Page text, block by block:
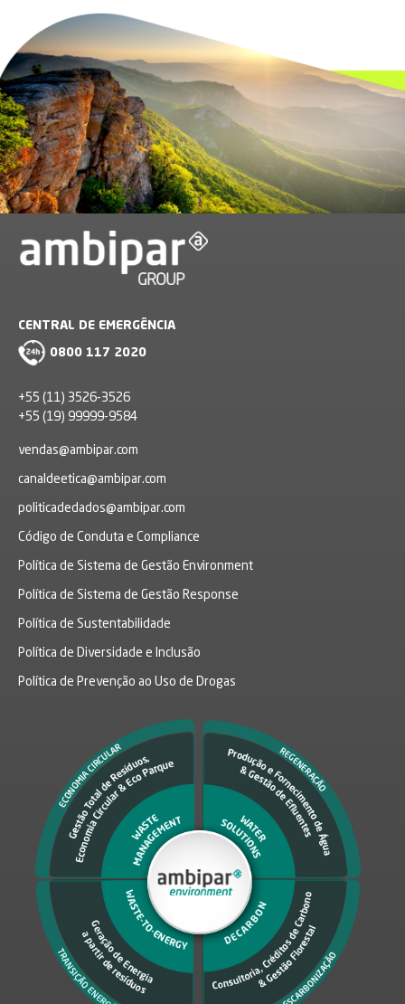
CENTRAL DE EMERGÊNCIA
0800 117 2020
+55 (11) 3526-3526
+55 (19) 99999-9584
vendas@ambipar.com
canaldeetica@ambipar.com
politicadedados@ambipar.com
Código de Conduta e Compliance
Política de Sistema de Gestão Environment
Política de Sistema de Gestão Response
Política de Sustentabilidade
Política de Diversidade e Inclusão
Política de Prevenção ao Uso de Drogas